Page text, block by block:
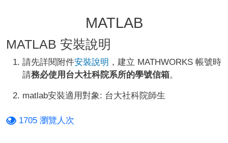
MATLAB
MATLAB 安裝說明
請先詳閱附件安裝說明 ，建立 MATHWORKS 帳號時
請務必使用台大社科院系所的學號信箱。
matlab安裝適用對象: 台大社科院師生
1705 瀏覽人次